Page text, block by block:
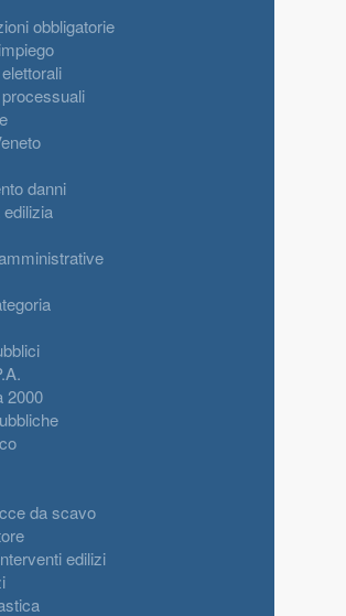
obbligatorie
danni
2000
da scavo
edilizi